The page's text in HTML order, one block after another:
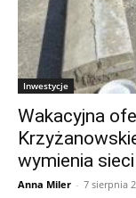
Inwestycje
Wakacyjna
wymienia
Anna Miler - 7 sierpnia